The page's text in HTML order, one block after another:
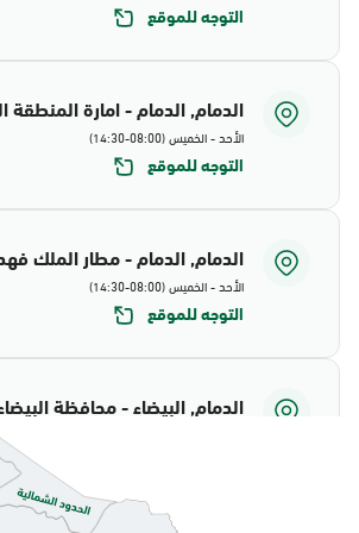
التوجه للموقع
الدمام, الدمام - امارة المنطقة
الأحد - الخميس (08:00-14:30)
التوجه للموقع
الدمام, الدمام - مطار الملك
الأحد - الخميس (08:00-14:30)
التوجه للموقع
الدمام, البيضاء - محافظة